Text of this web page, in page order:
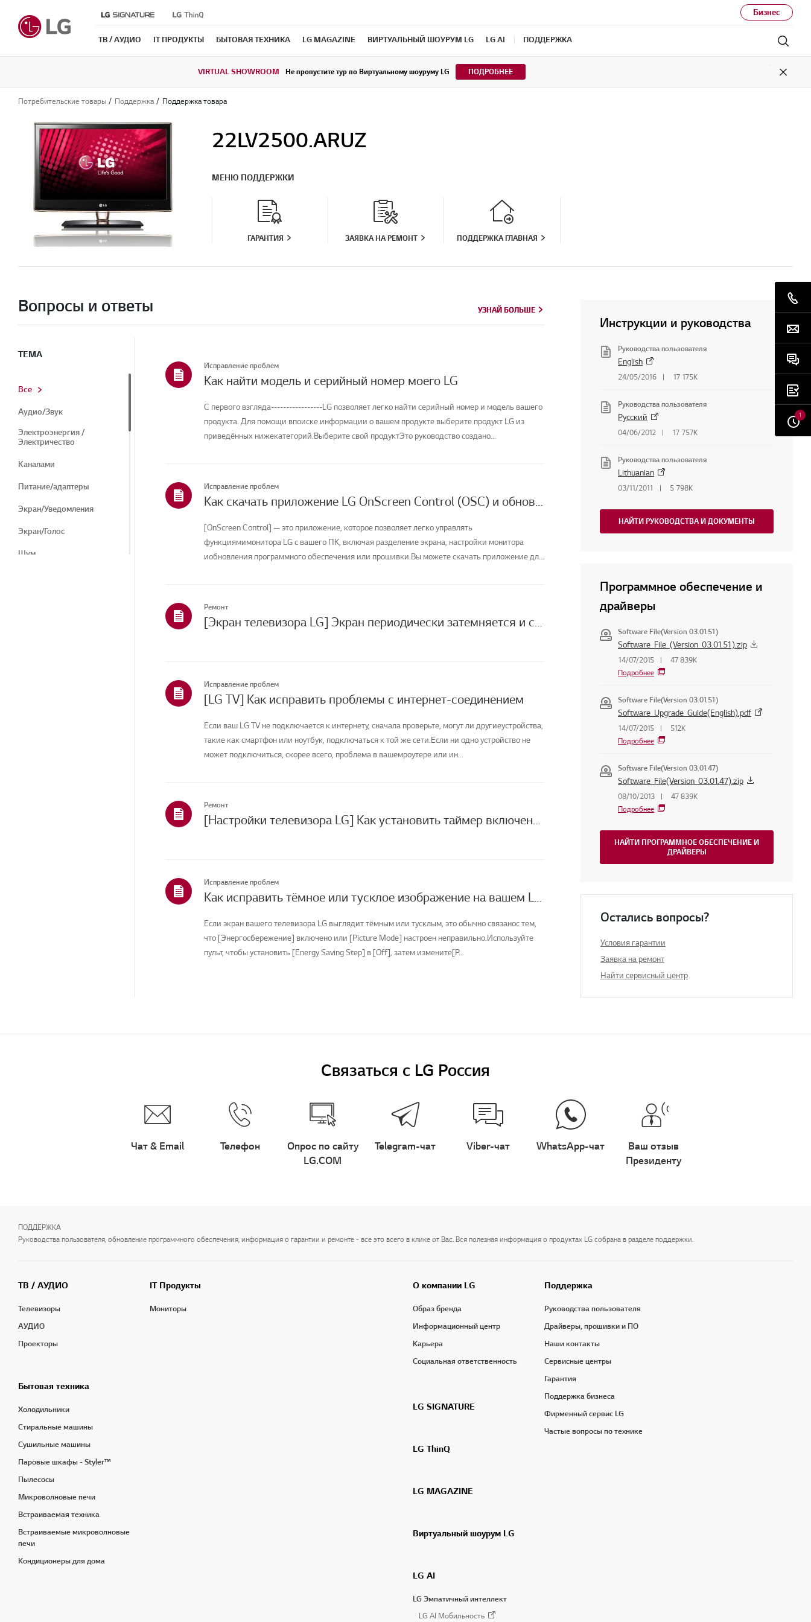
Бизнес
ТВ / АУДИО IT ПРОДУКТЫ БЫТОВАЯ ТЕХНИКА LG MAGAZINE ВИРТУАЛЬНЫЙ ШОУРУМ LG LG AI ПОДДЕРЖКА
VIRTUAL SHOWROOM Не пропустите тур по Виртуальному шоуруму LG ПОДРОБНЕЕ
Close
Потребительские товары Поддержка Поддержка товара
22LV2500.ARUZ
МЕНЮ ПОДДЕРЖКИ
ГАРАНТИЯ ЗАЯВКА НА РЕМОНТ ПОДДЕРЖКА ГЛАВНАЯ
Вопросы и ответы УЗНАЙ БОЛЬШЕ
ТЕМА
Все
Аудио/Звук
Электроэнергия /
Электричество
Каналами
Питание/адаптеры
Экран/Уведомления
Экран/Голос
Шум
Исправление проблем
Как найти модель и серийный номер моего LG
С первого взгляда-----------------LG позволяет легко найти серийный номер и модель вашего
продукта. Для помощи впоиске информации о вашем продукте выберите продукт LG из
приведённых нижекатегорий.Выберите свой продуктЭто руководство создано...
Исправление проблем
Как скачать приложение LG OnScreen Control (OSC) и обновить программное обеспечение или прошивку мониторов
[OnScreen Control] — это приложение, которое позволяет легко управлять
функциямимонитора LG с вашего ПК, включая разделение экрана, настройки монитора
иобновления программного обеспечения или прошивки.Вы можете скачать приложение для
Ремонт
[Экран телевизора LG] Экран периодически затемняется и становится ярче
Исправление проблем
[LG TV] Как исправить проблемы с интернет-соединением
Если ваш LG TV не подключается к интернету, сначала проверьте, могут ли другиеустройства,
такие как смартфон или ноутбук, подключаться к той же сети.Если ни одно устройство не
может подключиться, скорее всего, проблема в вашемроутере или ин...
Ремонт
[Настройки телевизора LG] Как установить таймер включения/выключения?
Исправление проблем
Как исправить тёмное или тусклое изображение на вашем LG телевизоре
Если экран вашего телевизора LG выглядит тёмным или тусклым, это обычно связанос тем,
что [Энергосбережение] включено или [Picture Mode] настроен неправильно.Используйте
пульт, чтобы установить [Energy Saving Step] в [Off], затем измените[P...
УЗНАЙ БОЛЬШЕ
Инструкции и руководства
Руководства пользователя
English
24/05/2016 17 175K
Руководства пользователя
Русский
04/06/2012 17 757K
Руководства пользователя
Lithuanian
03/11/2011 5 798K
НАЙТИ РУКОВОДСТВА И ДОКУМЕНТЫ
Программное обеспечение и
драйверы
Software File(Version 03.01.51)
Software_File_(Version_03.01.51).zip
14/07/2015
47 839K
Подробнее
Software File(Version 03.01.51)
Software_Upgrade_Guide(English).pdf
14/07/2015
512K
Подробнее
Software File(Version 03.01.47)
Software_File(Version_03.01.47).zip
08/10/2013
47 839K
Подробнее
НАЙТИ ПРОГРАММНОЕ ОБЕСПЕЧЕНИЕ И
ДРАЙВЕРЫ
Остались вопросы?
Условия гарантии
Заявка на ремонт
Найти сервисный центр
Связаться с LG Россия
Чат & Email Телефон
Опрос по сайту
LG.COM
Telegram-чат Viber-чат WhatsApp-чат
Ваш отзыв
Президенту
1
ПОДДЕРЖКА
Руководства пользователя, обновление программного обеспечения, информация о гарантии и ремонте - все это всего в клике от Вас. Вся полезная информация о продуктах LG собрана в разделе поддержки.
ТВ / АУДИО
Телевизоры
АУДИО
Проекторы
IT Продукты
Мониторы
Бытовая техника
Холодильники
Стиральные машины
Сушильные машины
Паровые шкафы - Styler™
Пылесосы
Микроволновые печи
Встраиваемая техника
Встраиваемые микроволновые
печи
Кондиционеры для дома
О компании LG
Образ бренда
Информационный центр
Карьера
Социальная ответственность
LG SIGNATURE
LG ThinQ
LG MAGAZINE
Виртуальный шоурум LG
LG AI
LG Эмпатичный интеллект
LG AI Мобильность
Поддержка
Руководства пользователя
Драйверы, прошивки и ПО
Наши контакты
Сервисные центры
Гарантия
Поддержка бизнеса
Фирменный сервис LG
Частые вопросы по технике